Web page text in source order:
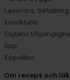
Leverans,
Kundklubb
Sajtens
App
Köpvillkor
Om recept och